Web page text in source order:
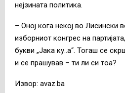
нејзината политика.
– Оној кога некој во Лисински
изборниот конгрес на
букви „Јака ку..а“. Тогаш се
и се прашував – ти ли си тоа?
Извор: avaz.ba